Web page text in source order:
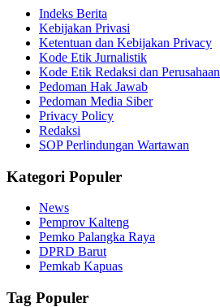
Indeks Berita
Kebijakan Privasi
Ketentuan dan Kebijakan Privacy
Kode Etik Jurnalistik
Kode Etik Redaksi dan Perusahaan
Pedoman Hak Jawab
Pedoman Media Siber
Privacy Policy
Redaksi
SOP Perlindungan Wartawan
Kategori Populer
News
Pemprov Kalteng
Pemko Palangka Raya
DPRD Barut
Pemkab Kapuas
Tag Populer